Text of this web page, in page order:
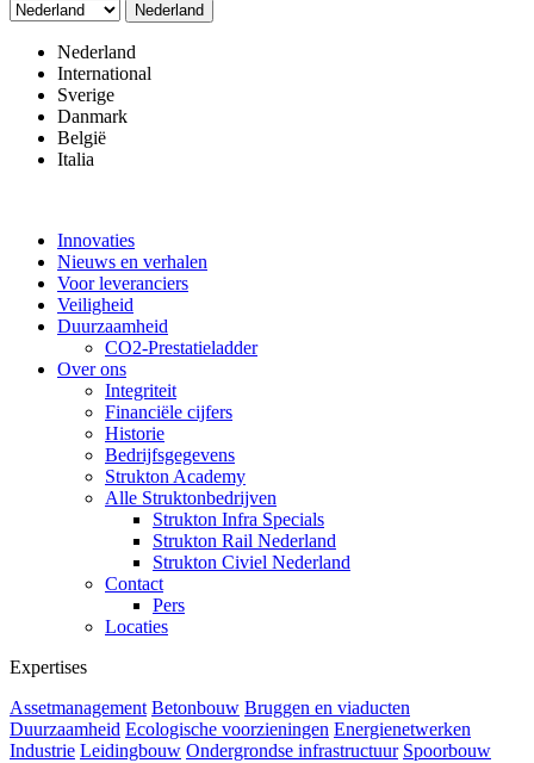
Nederland
Nederland
International
Sverige
Danmark
België
Italia
Innovaties
Nieuws en verhalen
Voor leveranciers
Veiligheid
Duurzaamheid
CO2-Prestatieladder
Over ons
Integriteit
Financiële cijfers
Historie
Bedrijfsgegevens
Strukton Academy
Alle Struktonbedrijven
Strukton Infra Specials
Strukton Rail Nederland
Strukton Civiel Nederland
Contact
Pers
Locaties
Expertises
Assetmanagement Betonbouw Bruggen en viaducten
Duurzaamheid Ecologische voorzieningen Energienetwerken
Industrie Leidingbouw Ondergrondse infrastructuur Spoorbouw